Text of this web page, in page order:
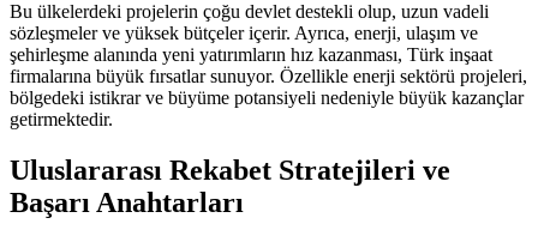
Bu ülkelerdeki projelerin çoğu devlet destekli olup, uzun vadeli
sözleşmeler ve yüksek bütçeler içerir. Ayrıca, enerji, ulaşım ve
şehirleşme alanında yeni yatırımların hız kazanması, Türk inşaat
firmalarına büyük fırsatlar sunuyor. Özellikle enerji sektörü projeleri,
bölgedeki istikrar ve büyüme potansiyeli nedeniyle büyük kazançlar
getirmektedir.
Uluslararası Rekabet Stratejileri ve
Başarı Anahtarları